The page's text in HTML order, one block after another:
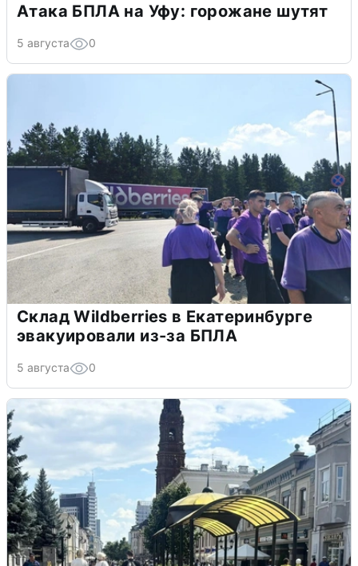
Атака БПЛА на Уфу: горожане шутят
5 августа 0
Склад Wildberries в Екатеринбурге
эвакуировали из-за БПЛА
5 августа 0